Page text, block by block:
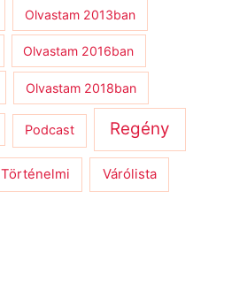
Olvastam 2013ban
Olvastam 2016ban
Olvastam 2018ban
Podcast Regény
Történelmi Várólista